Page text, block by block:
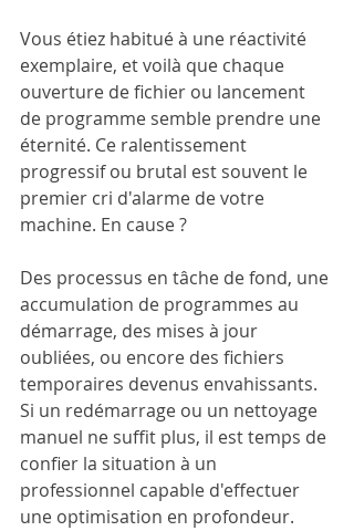
Vous étiez habitué à une réactivité
exemplaire, et voilà que chaque
ouverture de fichier ou lancement
de programme semble prendre une
éternité. Ce ralentissement
progressif ou brutal est souvent le
premier cri d'alarme de votre
machine. En cause ?
Des processus en tâche de fond, une
accumulation de programmes au
démarrage, des mises à jour
oubliées, ou encore des fichiers
temporaires devenus envahissants.
Si un redémarrage ou un nettoyage
manuel ne suffit plus, il est temps de
confier la situation à un
professionnel capable d'effectuer
une optimisation en profondeur.